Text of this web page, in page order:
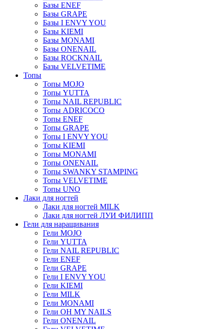
Базы ENEF
Базы GRAPE
Базы I ENVY YOU
Базы KIEMI
Базы MONAMI
Базы ONENAIL
Базы ROCKNAIL
Базы VELVETIME
Топы
Топы MOJO
Топы YUTTA
Топы NAIL REPUBLIC
Топы ADRICOCO
Топы ENEF
Топы GRAPE
Топы I ENVY YOU
Топы KIEMI
Топы MONAMI
Топы ONENAIL
Топы SWANKY STAMPING
Топы VELVETIME
Топы UNO
Лаки для ногтей
Лаки для ногтей MILK
Лаки для ногтей ЛУИ ФИЛИПП
Гели для наращивания
Гели MOJO
Гели YUTTA
Гели NAIL REPUBLIC
Гели ENEF
Гели GRAPE
Гели I ENVY YOU
Гели KIEMI
Гели MILK
Гели MONAMI
Гели OH MY NAILS
Гели ONENAIL